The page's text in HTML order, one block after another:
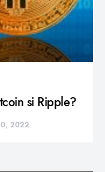
si Ripple?
2022